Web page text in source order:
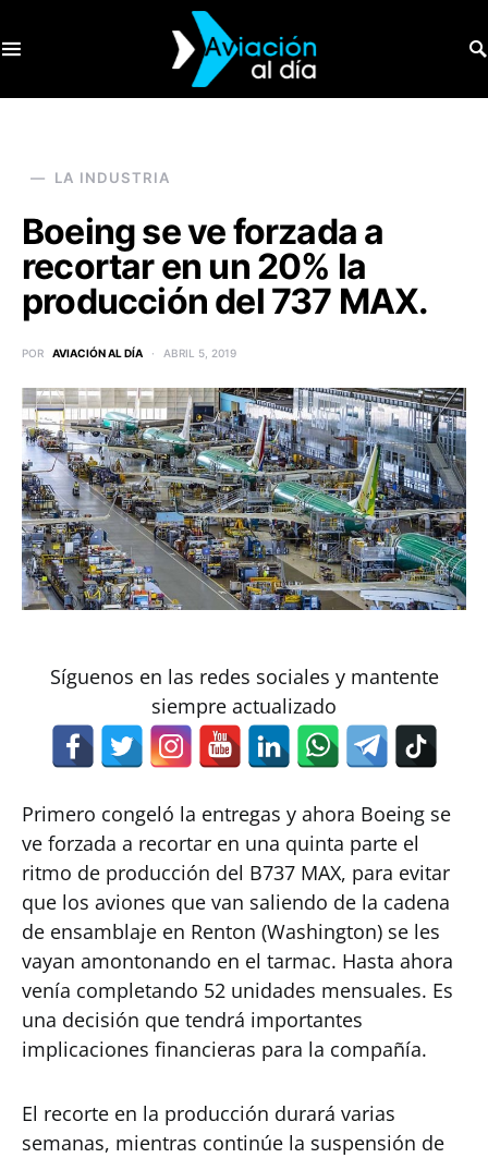
LA INDUSTRIA
Boeing se ve forzada a
recortar en un 20% la
producción del 737 MAX.
POR AVIACIÓN AL DÍA ABRIL 5, 2019
Síguenos en las redes sociales y mantente
siempre actualizado
Primero congeló la entregas y ahora Boeing se
ve forzada a recortar en una quinta parte el
ritmo de producción del B737 MAX, para evitar
que los aviones que van saliendo de la cadena
de ensamblaje en Renton (Washington) se les
vayan amontonando en el tarmac. Hasta ahora
venía completando 52 unidades mensuales. Es
una decisión que tendrá importantes
implicaciones financieras para la compañía.
El recorte en la producción durará varias
semanas, mientras continúe la suspensión de